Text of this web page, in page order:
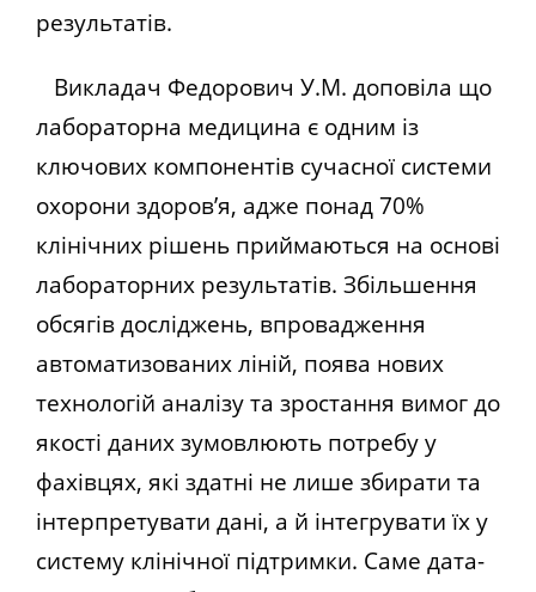
результатів.
Викладач Федорович У.М. доповіла що
лабораторна медицина є одним із
ключових компонентів сучасної системи
охорони здоров’я, адже понад 70%
клінічних рішень приймаються на основі
лабораторних результатів. Збільшення
обсягів досліджень, впровадження
автоматизованих ліній, поява нових
технологій аналізу та зростання вимог до
якості даних зумовлюють потребу у
фахівцях, які здатні не лише збирати та
інтерпретувати дані, а й інтегрувати їх у
систему клінічної підтримки. Саме дата-